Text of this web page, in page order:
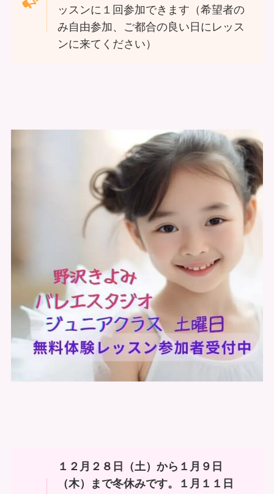
ッスンに１回参加できます（希望者の
み自由参加、ご都合の良い日にレッス
ンに来てください）
１２月２８日（土）から１月９日
（木）まで冬休みです。１月１１日